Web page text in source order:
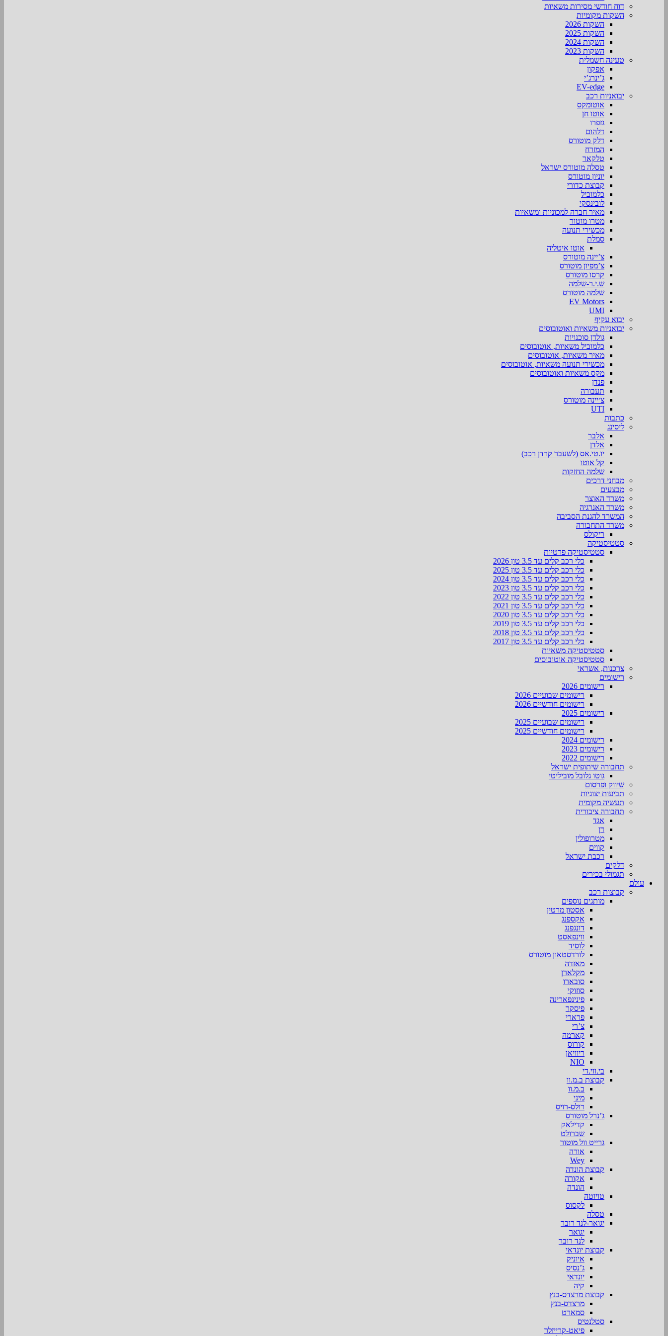
דוח חודשי מסירות משאיות
השקות מקומיות
השקות 2026
השקות 2025
השקות 2024
השקות 2023
טעינה חשמלית
אפקון
ג’ינרג’י
EV-edge
יבואניות רכב
אוטומקס
אוטו חן
גזפרו
דלהום
דלק מוטורס
המזרח
טלקאר
טסלה מוטורס ישראל
יוניון מוטורס
קבוצת כדורי
כלמוביל
לובינסקי
מאיר חברה למכוניות ומשאיות
מטרו מוטור
מכשירי תנועה
סמלת
אוטו איטליה
צ’יינה מוטורס
צ’מפיון מוטורס
קרסו מוטורס
ש.י.ר-שלמה
שלמה מוטורס
EV Motors
UMI
יבוא עקיף
יבואניות משאיות ואוטובוסים
גולדן סוכנויות
כלמוביל משאיות, אוטובוסים
מאיר משאיות, אוטובוסים
מכשירי תנועה משאיות, אוטובוסים
מקס משאיות ואוטובוסים
פנדן
תעבורה
צ׳יינה מוטורס
UTI
כתבות
ליסינג
אלבר
אלדן
יו.טי.אס (לשעבר קרדן רכב)
קל אוטו
שלמה החזקות
מבחני דרכים
מבצעים
משרד האוצר
משרד האנרגיה
המשרד להגנת הסביבה
משרד התחבורה
ריקולס
סטטיסטיקה
סטטיסטיקה פרטיות
כלי רכב קלים עד 3.5 טון 2026
כלי רכב קלים עד 3.5 טון 2025
כלי רכב קלים עד 3.5 טון 2024
כלי רכב קלים עד 3.5 טון 2023
כלי רכב קלים עד 3.5 טון 2022
כלי רכב קלים עד 3.5 טון 2021
כלי רכב קלים עד 3.5 טון 2020
כלי רכב קלים עד 3.5 טון 2019
כלי רכב קלים עד 3.5 טון 2018
כלי רכב קלים עד 3.5 טון 2017
סטטיסטיקה משאיות
סטטיסטיקה אוטובוסים
צרכנות, אשראי
רישומים
רישומים 2026
רישומים שבועיים 2026
רישומים חודשיים 2026
רישומים 2025
רישומים שבועיים 2025
רישומים חודשיים 2025
רישומים 2024
רישומים 2023
רישומים 2022
תחבורה שיתופית ישראל
גוטו גלובל מוביליטי
שיווק ופרסום
תביעות יצוגיות
תעשיה מקומית
תחבורה ציבורית
אגד
דן
מטרופולין
קווים
רכבת ישראל
דלקים
תגמולי בכירים
עולם
קבוצות רכב
מותגים נוספים
אסטון מרטין
אקספנג
דונגפנג
ווינפאסט
לוסיד
לורדסטאון מוטורס
מאזדה
מקלארן
סובארו
סוזוקי
פינינפארינה
פיסקר
פרארי
צ’רי
קארמה
קורוס
ריוויאן
NIO
בי.ווי.די
קבוצת ב.מ.וו
ב.מ.וו
מיני
רולס-רויס
ג’נרל מוטורס
קדילאק
שברולט
גרייט וול מוטור
אורה
Wey
קבוצת הונדה
אקורה
הונדה
טויוטה
לקסוס
טסלה
יגואר-לנד רובר
יגואר
לנד רובר
קבוצת יונדאי
איוניק
ג’נסיס
יונדאי
קיה
קבוצת מרצדס-בנץ
מרצדס-בנץ
סמארט
סטלנטיס
פיאט-קרייזלר